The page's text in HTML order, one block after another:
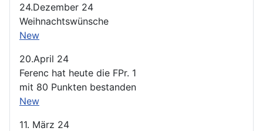
24.Dezember 24
Weihnachtswünsche
New
20.April 24
Ferenc hat heute die FPr. 1
mit 80 Punkten bestanden
New
11. März 24